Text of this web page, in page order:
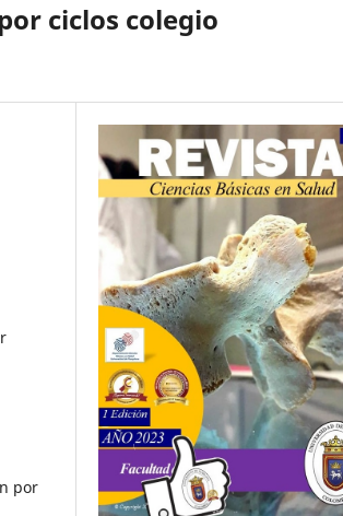
ciclos colegio
por